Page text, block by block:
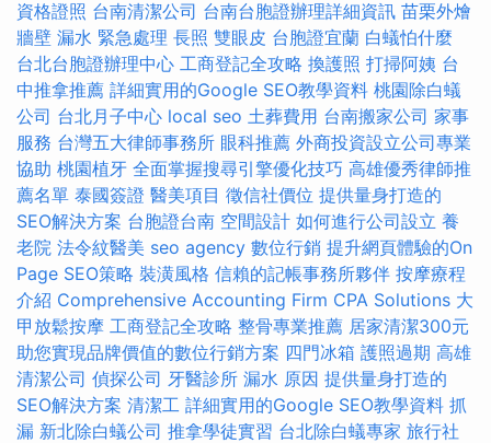
資格證照 台南清潔公司 台南台胞證辦理詳細資訊 苗栗外燴
牆壁 漏水 緊急處理 長照 雙眼皮 台胞證宜蘭 白蟻怕什麼
台北台胞證辦理中心 工商登記全攻略 換護照 打掃阿姨 台
中推拿推薦 詳細實用的Google SEO教學資料 桃園除白蟻
公司 台北月子中心 local seo 土葬費用 台南搬家公司 家事
服務 台灣五大律師事務所 眼科推薦 外商投資設立公司專業
協助 桃園植牙 全面掌握搜尋引擎優化技巧 高雄優秀律師推
薦名單 泰國簽證 醫美項目 徵信社價位 提供量身打造的
SEO解決方案 台胞證台南 空間設計 如何進行公司設立 養
老院 法令紋醫美 seo agency 數位行銷 提升網頁體驗的On
Page SEO策略 裝潢風格 信賴的記帳事務所夥伴 按摩療程
介紹 Comprehensive Accounting Firm CPA Solutions 大
甲放鬆按摩 工商登記全攻略 整骨專業推薦 居家清潔300元
助您實現品牌價值的數位行銷方案 四門冰箱 護照過期 高雄
清潔公司 偵探公司 牙醫診所 漏水 原因 提供量身打造的
SEO解決方案 清潔工 詳細實用的Google SEO教學資料 抓
漏 新北除白蟻公司 推拿學徒實習 台北除白蟻專家 旅行社